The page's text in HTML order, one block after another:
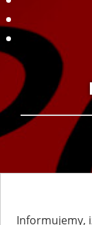
Informujemy,